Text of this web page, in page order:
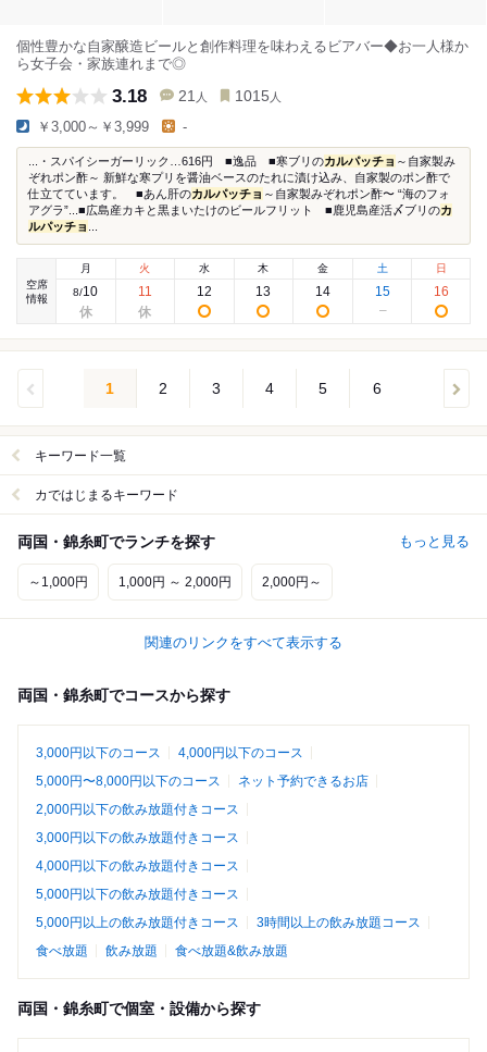
個性豊かな自家醸造ビールと創作料理を味わえるビアバー◆お一人様か
ら女子会・家族連れまで◎
3.18 21 人 1015 人
￥3,000～￥3,999 -
...・スパイシーガーリック…616円 ■逸品 ■寒ブリのカルパッチョ ～自家製み
ぞれポン酢～ 新鮮な寒プリを醤油ベースのたれに漬け込み、自家製のポン酢で
仕立てています。 ■あん肝のカルパッチョ ～自家製みぞれポン酢〜 “海のフォ
アグラ”...■広島産カキと黒まいたけのビールフリット ■鹿児島産活〆ブリのカ
ルパッチョ
空席
情報
月
8/10
火
11
水
12
木
13
金
14
土
15
日
16
1 2 3 4 5 6
キーワード一覧
カではじまるキーワード
両国・錦糸町でランチを探す もっと見る
～1,000円 1,000円 ～ 2,000円 2,000円～
関連のリンクをすべて表示する
両国・錦糸町でコースから探す
3,000円以下のコース
4,000円以下のコース
5,000円〜8,000円以下のコース
ネット予約できるお店
2,000円以下の飲み放題付きコース
3,000円以下の飲み放題付きコース
4,000円以下の飲み放題付きコース
5,000円以下の飲み放題付きコース
5,000円以上の飲み放題付きコース
3時間以上の飲み放題コース
食べ放題
飲み放題 食べ放題&飲み放題
両国・錦糸町で個室・設備から探す